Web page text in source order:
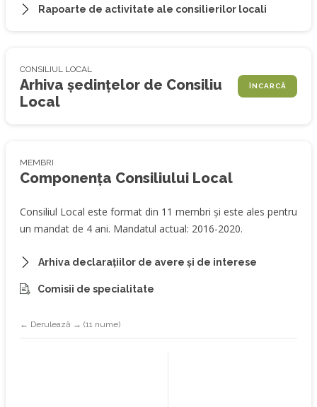
Rapoarte de activitate ale consilierilor locali
CONSILIUL LOCAL
Arhiva ședințelor de Consiliu
Local
ÎNCARCĂ
MEMBRI
Componența Consiliului Local
Consiliul Local este format din 11 membri și este ales pentru
un mandat de 4 ani. Mandatul actual: 2016-2020.
Arhiva declarațiilor de avere și de interese
Comisii de specialitate
← Derulează → (11 nume)